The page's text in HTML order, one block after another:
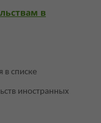
в
в списке
иностранных